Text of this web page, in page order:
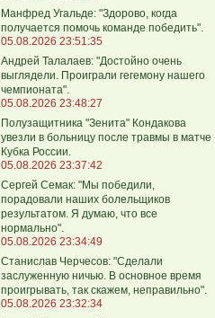
Манфред Угальде: "Здорово, когда
получается помочь команде победить".
05.08.2026 23:51:35
Андрей Талалаев: "Достойно очень
выглядели. Проиграли гегемону нашего
чемпионата".
05.08.2026 23:48:27
Полузащитника "Зенита" Кондакова
увезли в больницу после травмы в матче
Кубка России.
05.08.2026 23:37:42
Сергей Семак: "Мы победили,
порадовали наших болельщиков
результатом. Я думаю, что все
нормально".
05.08.2026 23:34:49
Станислав Черчесов: "Сделали
заслуженную ничью. В основное время
проигрывать, так скажем, неправильно".
05.08.2026 23:32:34